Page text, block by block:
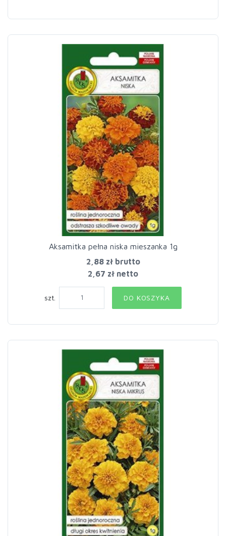
Aksamitka pełna niska mieszanka 1g
2,88 złbrutto
2,67 zł netto
szt. DO KOSZYKA